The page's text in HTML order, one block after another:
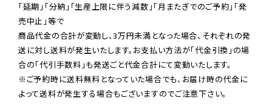
「延期」「分納」「生産上限に伴う減数」「月またぎでのご予約」「発
売中止」等で
商品代金の合計が変動し、3万円未満となった場合、それぞれの発
送に対し送料が発生いたします。お支払い方法が「代金引換」の場
※ご予約時に送料無料となっていた場合でも、お届け時の代金に
よって送料が発生する場合もございますのでご注意下さい。